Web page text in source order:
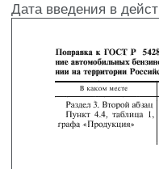
Дата введения в